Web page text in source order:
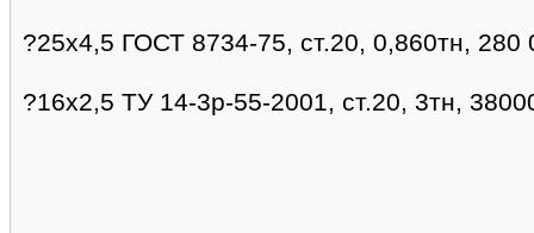
?25х4,5 ГОСТ 8734-75, ст.20, 0,860тн,
?16х2,5 ТУ 14-3р-55-2001, ст.20, 3тн,